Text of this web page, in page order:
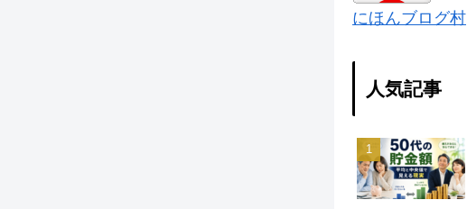
にほんブログ村
人気記事